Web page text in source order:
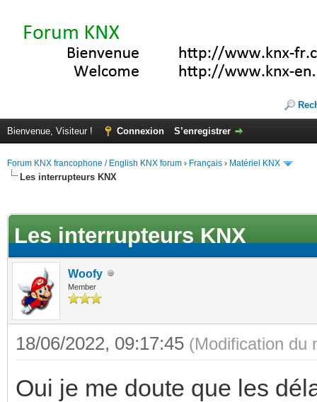
Bienvenue, Visiteur ! Connexion S’enregistrer
Forum KNX francophone / English KNX forum › Français › Matériel KNX
Les interrupteurs KNX
Les interrupteurs KNX
Woofy
Member
18/06/2022, 09:17:45 (Modification du
Oui je me doute que les